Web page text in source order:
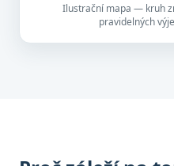
Ilustrační mapa — kruh
pravidelných